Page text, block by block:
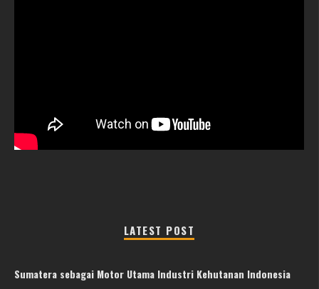
LATEST POST
Sumatera sebagai Motor Utama Industri Kehutanan Indonesia